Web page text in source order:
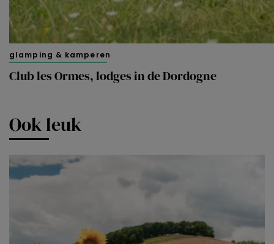
glamping & kamperen
Club les Ormes, lodges in de Dordogne
Ook leuk